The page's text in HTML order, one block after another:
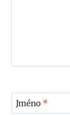
Jméno *